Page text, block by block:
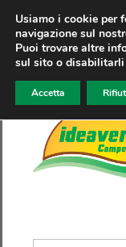
Usiamo i cookie per
navigazione sul
Puoi trovare altre
sul sito o disabilitarli
Accetta